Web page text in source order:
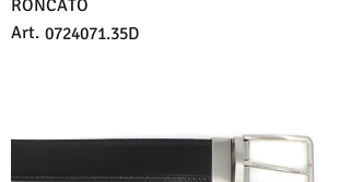
RONCATO
Art. 0724071.35D